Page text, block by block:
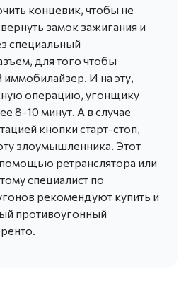
концевик, чтобы не
замок зажигания и
специальный
для того чтобы
И на эту,
операцию, угонщику
8-10 минут. А в случае
кнопки старт-стоп,
злоумышленника. Этот
ретранслятора или
специалист по
рекомендуют купить и
противоугонный